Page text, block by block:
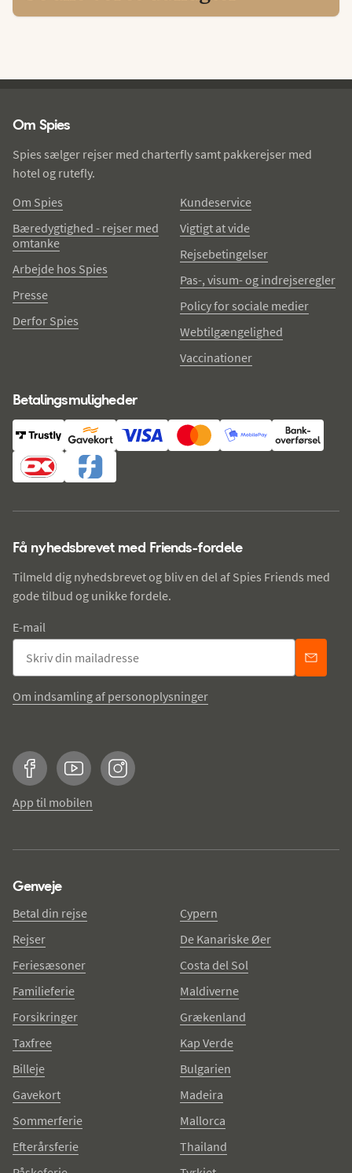
Om Spies
Spies sælger rejser med charterfly samt pakkerejser med
hotel og rutefly.
Om Spies
Bæredygtighed - rejser med
omtanke
Arbejde hos Spies
Presse
Derfor Spies
Kundeservice
Vigtigt at vide
Rejsebetingelser
Pas-, visum- og indrejseregler
Policy for sociale medier
Webtilgængelighed
Vaccinationer
Betalingsmuligheder
Få nyhedsbrevet med Friends-fordele
Tilmeld dig nyhedsbrevet og bliv en del af Spies Friends med
gode tilbud og unikke fordele.
E-mail
Om indsamling af personoplysninger
FacebookYouTubeInstagram
App til mobilen
Genveje
Betal din rejse
Rejser
Feriesæsoner
Familieferie
Forsikringer
Taxfree
Billeje
Gavekort
Sommerferie
Efterårsferie
Cypern
De Kanariske Øer
Costa del Sol
Maldiverne
Grækenland
Kap Verde
Bulgarien
Madeira
Mallorca
Thailand